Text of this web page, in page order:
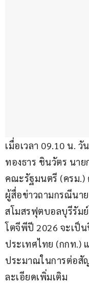
เมื่อเวลา 09.10 น.
ทองธาร ชินวัตร นา
คณะรัฐมนตรี (ครม.)
ผู้สื่อข่าวถามกรณีนา
สโมสรฟุตบอลบุรีรัม
โตจีพีปี 2026 จะเป็
ประเทศไทย (กกท.)
ประมาณในการต่อสั
ละเอียดเพิ่มเติม